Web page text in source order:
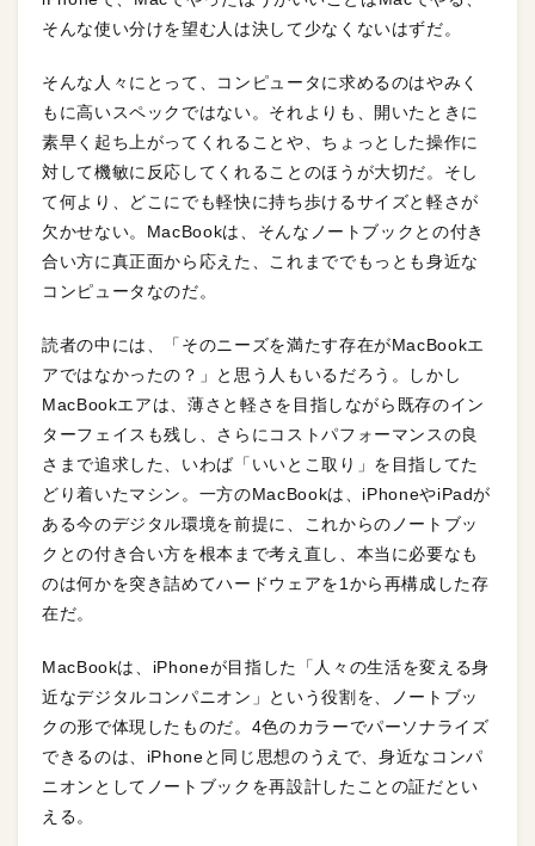
そんな使い分けを望む人は決して少なくないはずだ。
そんな人々にとって、コンピュータに求めるのはやみく
もに高いスペックではない。それよりも、開いたときに
素早く起ち上がってくれることや、ちょっとした操作に
対して機敏に反応してくれることのほうが大切だ。そし
て何より、どこにでも軽快に持ち歩けるサイズと軽さが
欠かせない。MacBookは、そんなノートブックとの付き
合い方に真正面から応えた、これまででもっとも身近な
コンピュータなのだ。
読者の中には、「そのニーズを満たす存在がMacBookエ
アではなかったの？」と思う人もいるだろう。しかし
MacBookエアは、薄さと軽さを目指しながら既存のイン
ターフェイスも残し、さらにコストパフォーマンスの良
さまで追求した、いわば「いいとこ取り」を目指してた
どり着いたマシン。一方のMacBookは、iPhoneやiPadが
ある今のデジタル環境を前提に、これからのノートブッ
クとの付き合い方を根本まで考え直し、本当に必要なも
のは何かを突き詰めてハードウェアを1から再構成した存
在だ。
MacBookは、iPhoneが目指した「人々の生活を変える身
近なデジタルコンパニオン」という役割を、ノートブッ
クの形で体現したものだ。4色のカラーでパーソナライズ
できるのは、iPhoneと同じ思想のうえで、身近なコンパ
ニオンとしてノートブックを再設計したことの証だとい
える。